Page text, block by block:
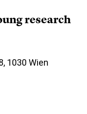
research
1030 Wien